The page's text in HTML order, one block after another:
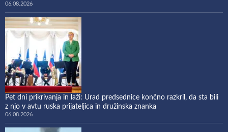
06.08.2026
Pet dni prikrivanja in laži: Urad predsednice končno razkril, da sta bili
z njo v avtu ruska prijateljica in družinska znanka
06.08.2026